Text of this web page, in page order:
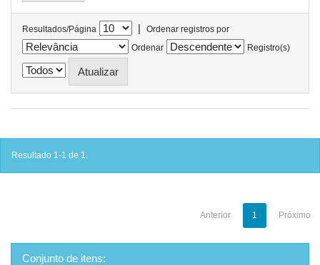
Resultados/Página |
Ordenar registros por
Ordenar
Registro(s)
Resultado 1-1 de 1.
Anterior 1 Próximo
Conjunto de itens: